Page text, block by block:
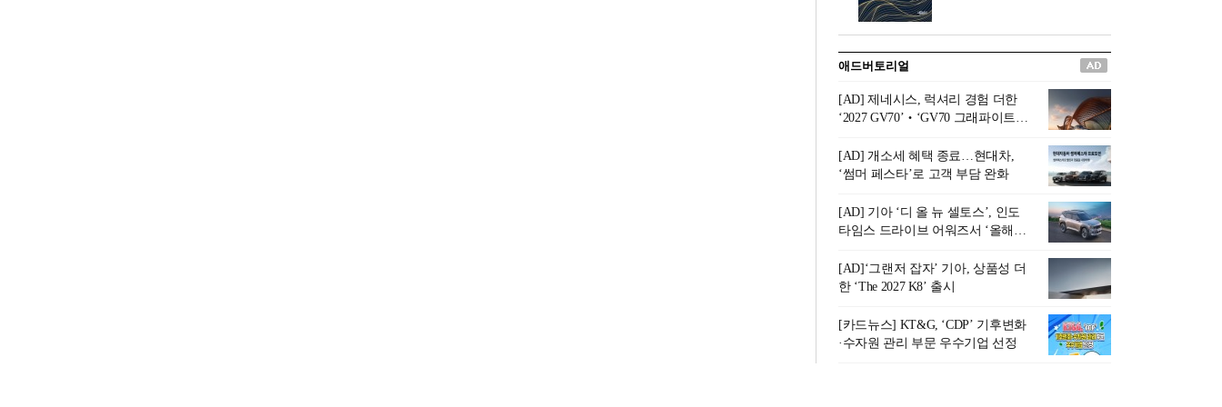
록 고문은 새로운 시각을 제시
0년의 과도기는 지옥이 아니라
정화와 성장의 공간인 ‘은퇴연
옥(Purgatory)’이라는 것이다.
연옥은 고통스럽지만 끝이 있
으며, 준비를 통해 천국으로 나
아갈 수 있는 희망의 장소라고
말한
통 관료 출신으로 한국 금융의
주요 변곡점마다 중요한 역할
을 하고 금융 경영인으로서 큰
족적을 남긴 김 전 회장이 후배
세대에게 전하는 삶의 조언을
담은 인생 노트다.『물처럼 흐
르고 원칙으로 서다』는 단순
한 자서전을 넘어, 실패를 두려
워하지 않는 용기와 자신에 대
한 믿음이 어떻게 삶을 풍요롭
게 만드는지를 보여주는 지혜
의 보고로 평가된다.김용환 전
회장은 “인생의 목표가 크더라
도 조급해하지 말고 작은 것부
터 하나 하나 성취해 나가
라”고 조언한다. 뼈아픈 실패
조차 성공의 뼈대가 된다는 긍
애드버토리얼
[AD] 제네시스, 럭셔리 경험 더한
‘2027 GV70’‧‘GV70 그래파이트’
[AD] 개소세 혜택 종료…현대차,
‘썸머 페스타’로 고객 부담 완화
[AD] 기아 ‘디 올 뉴 셀토스’, 인도
타임스 드라이브 어워즈서 ‘올해의
[AD]‘그랜저 잡자’ 기아, 상품성 더
한 ‘The 2027 K8’ 출시
[카드뉴스] KT&G, ‘CDP’ 기후변화
·수자원 관리 부문 우수기업 선정